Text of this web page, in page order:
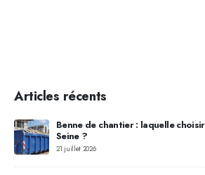
Articles récents
Benne de chantier : laquelle
Seine ?
21 juillet 2026